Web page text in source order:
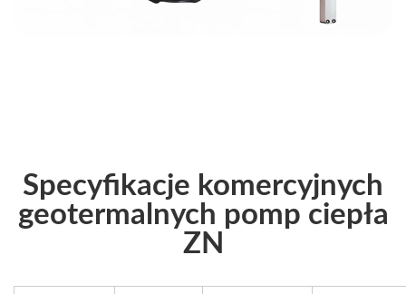
Specyfikacje komercyjnych
geotermalnych pomp ciepła
ZN